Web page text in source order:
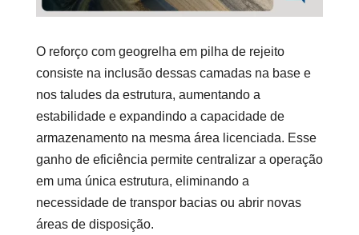
O reforço com geogrelha em pilha de rejeito
consiste na inclusão dessas camadas na base e
nos taludes da estrutura, aumentando a
estabilidade e expandindo a capacidade de
armazenamento na mesma área licenciada. Esse
ganho de eficiência permite centralizar a operação
em uma única estrutura, eliminando a
necessidade de transpor bacias ou abrir novas
áreas de disposição.